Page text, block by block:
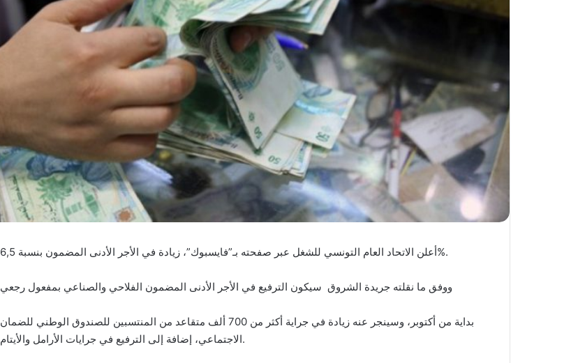
أعلن الاتحاد العام التونسي للشغل عبر صفحته بـ”فايسبوك”، زيادة في الأجر الأدنى المضمون بنسبة 6,5%.
ووفق ما نقلته جريدة الشروق سيكون الترفيع في الأجر الأدنى المضمون الفلاحي والصناعي بمفعول رجعي
بداية من أكتوبر، وسينجر عنه زيادة في جراية أكثر من 700 ألف متقاعد من المنتسبين للصندوق الوطني للضمان
الاجتماعي، إضافة إلى الترفيع في جرايات الأرامل والأيتام.